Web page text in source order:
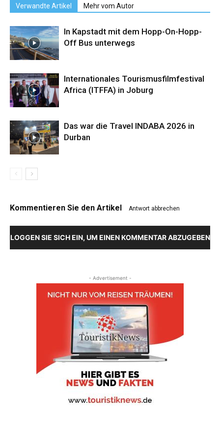
Verwandte Artikel Mehr vom Autor
In Kapstadt mit dem Hopp-On-Hopp-
Off Bus unterwegs
Internationales Tourismusfilmfestival
Africa (ITFFA) in Joburg
Das war die Travel INDABA 2026 in
Durban
Kommentieren Sie den Artikel Antwort abbrechen
LOGGEN SIE SICH EIN, UM EINEN KOMMENTAR ABZUGEBEN
- Advertisement -